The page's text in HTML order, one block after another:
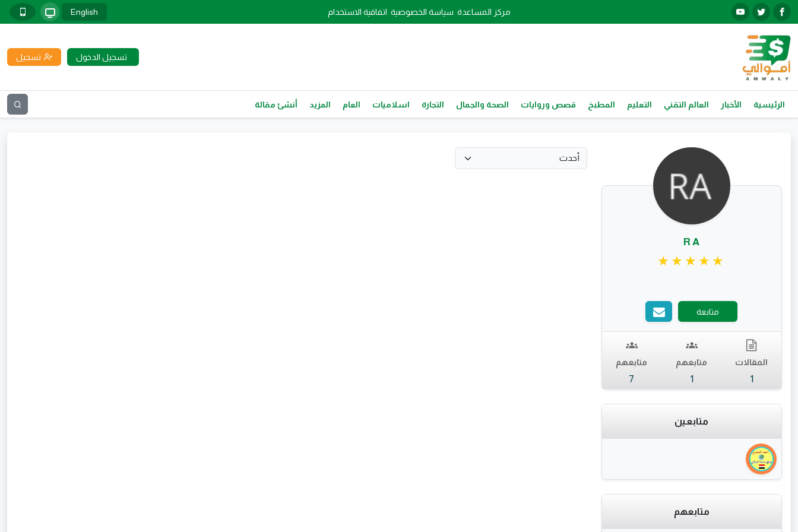
مركز المساعدة سياسة الخصوصية اتفاقية الاستخدام English
تسجيل الدخول تسجيل
الرئيسية الأخبار العالم التقني التعليم المطبخ قصص وروايات الصحة والجمال التجارة اسلاميات العام المزيد أنشئ مقالة
R A
متابعة
المقالات
1
متابعهم
1
متابعهم
7
متابعين
متابعهم